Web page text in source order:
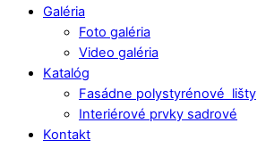
Galéria
Foto galéria
Video galéria
Katalóg
Fasádne polystyrénové lišty
Interiérové prvky sadrové
Kontakt